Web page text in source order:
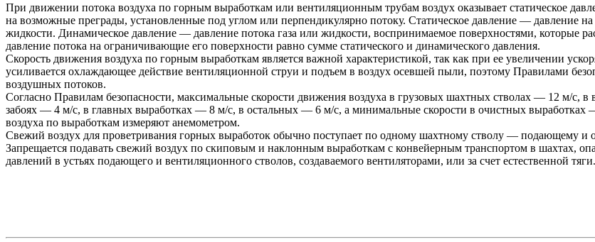
При движении потока воздуха по горным выработкам или вентиляционным трубам воздух оказывает статическое
на возможные преграды, установленные под углом или перпендикулярно потоку. Статическое давление — давление
жидкости. Динамическое давление — давление потока газа или жидкости, воспринимаемое поверхностями, которые
давление потока на ограничивающие его поверхности равно сумме статического и динамического давления.
Скорость движения воздуха по горным выработкам является важной характеристикой, так как при ее увеличении
усиливается охлаждающее действие вентиляционной струи и подъем в воздух осевшей пыли, поэтому Правилами
воздушных потоков.
Согласно Правилам безопасности, максимальные скорости движения воздуха в грузовых шахтных стволах — 12 м/с,
забоях — 4 м/с, в главных выработках — 8 м/с, в остальных — 6 м/с, а минимальные скорости в очистных
воздуха по выработкам измеряют анемометром.
Свежий воздух для проветривания горных выработок обычно поступает по одному шахтному стволу — подающему и
Запрещается подавать свежий воздух по скиповым и наклонным выработкам с конвейерным транспортом в шахтах,
давлений в устьях подающего и вентиляционного стволов, создаваемого вентиляторами, или за счет естественной тяги.